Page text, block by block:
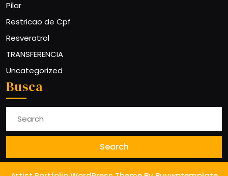
Pilar
Restricao de Cpf
Resveratrol
TRANSFERENCIA
Uncategorized
Busca
for: